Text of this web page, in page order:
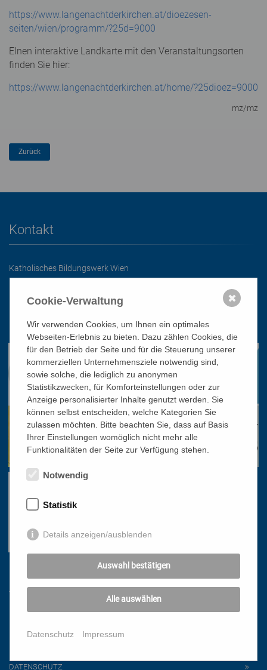
https://www.langenachtderkirchen.at/dioezesen-
seiten/wien/programm/?25d=9000
EInen interaktive Landkarte mit den Veranstaltungsorten
finden Sie hier:
https://www.langenachtderkirchen.at/home/?25dioez=9000
mz/mz
Kontakt
Katholisches Bildungswerk Wien
01/51 552-3320
office@bildungswerk.at
Links
HOME
NEWSLETTER
DATENSCHUTZ
Cookie-Verwaltung
Wir verwenden Cookies, um Ihnen ein optimales
Webseiten-Erlebnis zu bieten. Dazu zählen Cookies, die
für den Betrieb der Seite und für die Steuerung unserer
kommerziellen Unternehmensziele notwendig sind,
sowie solche, die lediglich zu anonymen
Statistikzwecken, für Komforteinstellungen oder zur
Anzeige personalisierter Inhalte genutzt werden. Sie
können selbst entscheiden, welche Kategorien Sie
zulassen möchten. Bitte beachten Sie, dass auf Basis
Ihrer Einstellungen womöglich nicht mehr alle
Funktionalitäten der Seite zur Verfügung stehen.
Notwendig
Statistik
Details anzeigen/ausblenden
Auswahl bestätigen
Alle auswählen
Datenschutz Impressum
✖